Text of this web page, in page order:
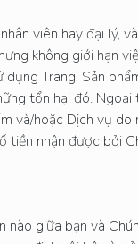
viên hay đại lý,
không giới hạn
Trang, Sản
tổn hại đó.
và/hoặc Dịch vụ
nhận được bởi
giữa bạn và